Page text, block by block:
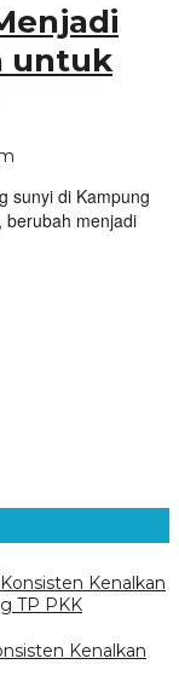
untuk
sunyi di Kampung
berubah menjadi
Kenalkan